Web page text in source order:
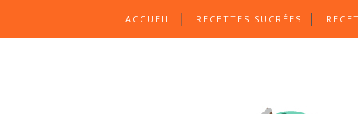
ACCUEIL RECETTES SUCRÉES